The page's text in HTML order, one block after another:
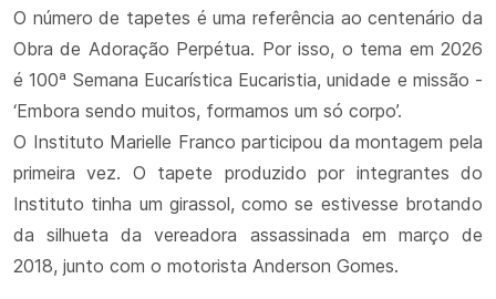
O número de tapetes é uma referência ao centenário da
Obra de Adoração Perpétua. Por isso, o tema em 2026
é 100ª Semana Eucarística Eucaristia, unidade e missão -
‘Embora sendo muitos, formamos um só corpo’.
O Instituto Marielle Franco participou da montagem pela
primeira vez. O tapete produzido por integrantes do
Instituto tinha um girassol, como se estivesse brotando
da silhueta da vereadora assassinada em março de
2018, junto com o motorista Anderson Gomes.